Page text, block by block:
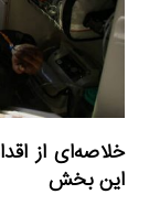
خلاصه‌ای از
این بخش